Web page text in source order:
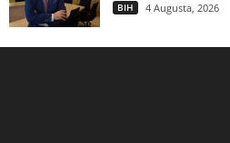
BIH 4 Augusta, 2026